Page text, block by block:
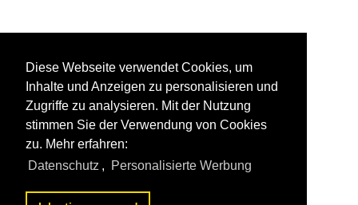
Diese Webseite verwendet Cookies, um
Inhalte und Anzeigen zu personalisieren und
Zugriffe zu analysieren. Mit der Nutzung
stimmen Sie der Verwendung von Cookies
zu. Mehr erfahren:
Datenschutz , Personalisierte Werbung